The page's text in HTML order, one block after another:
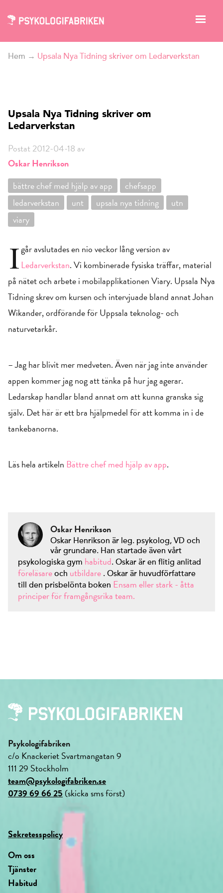
Hem → Upsala Nya Tidning skriver om Ledarverkstan
Upsala Nya Tidning skriver om
Ledarverkstan
Postat 2012-04-18 av
Oskar Henrikson
bättre chef med hjälp av app
chefsapp
ledarverkstan
unt upsala nya tidning
utn
viary
Igår avslutades en nio veckor lång version av
Ledarverkstan. Vi kombinerade fysiska träffar, material
på nätet och arbete i mobilapplikationen Viary. Upsala Nya
Tidning skrev om kursen och intervjuade bland annat Johan
Wikander, ordförande för Uppsala teknolog- och
naturvetarkår.
– Jag har blivit mer medveten. Även när jag inte använder
appen kommer jag nog att tänka på hur jag agerar.
Ledarskap handlar bland annat om att kunna granska sig
själv. Det här är ett bra hjälpmedel för att komma in i de
tankebanorna.
Läs hela artikeln Bättre chef med hjälp av app.
Oskar Henrikson
Oskar Henrikson är leg. psykolog, VD och
vår grundare. Han startade även vårt
psykologiska gym habitud. Oskar är en flitig anlitad
föreläsare och utbildare . Oskar är huvudförfattare
till den prisbelönta boken Ensam eller stark - åtta
principer för framgångsrika team.
Psykologifabriken
c/o Knackeriet Svartmangatan 9
111 29 Stockholm
team@psykologifabriken.se
0739 69 66 25 (skicka sms först)
Sekretesspolicy
Om oss
Tjänster
Habitud